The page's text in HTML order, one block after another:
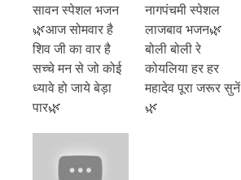
सावन स्पेशल भजन
🌿आज सोमवार है
शिव जी का वार है
सच्चे मन से जो कोई
ध्यावे हो जाये बेड़ा
पार🌿
नागपंचमी स्पेशल
लाजबाव भजन🌿
बोली बोली रे
कोयलिया हर हर
महादेव पूरा जरूर सुनें
🌿